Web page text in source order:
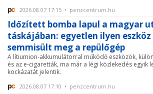
2026.08.07 17:15 • penzcentrum.hu
Időzített bomba lapul a magyar
táskájában: egyetlen ilyen
semmisült meg a repülőgép
A lítiumion-akkumulátorral működő eszközök,
és az e-cigaretták, ma már a légi közlekedés egyik
kockázatát jelentik.
2026.08.07 17:10 • penzcentrum.hu